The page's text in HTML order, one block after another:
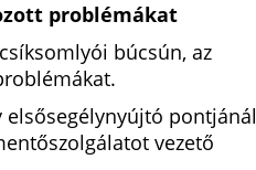
problémákat
búcsún, az
pontjánál
vezető